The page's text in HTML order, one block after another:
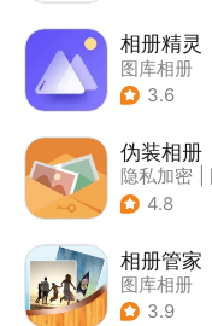
相册精灵
图库相册
3.6
伪装相册
隐私加密
4.8
相册管家
图库相册
3.9